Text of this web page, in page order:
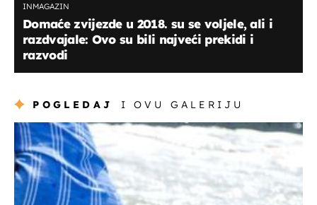
INMAGAZIN
Domaće zvijezde u 2018. su se voljele, ali i
razdvajale: Ovo su bili najveći prekidi i
razvodi
POGLEDAJ I OVU GALERIJU